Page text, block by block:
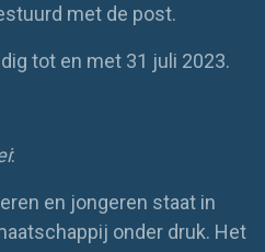
met de post.
tot en met 31 juli 2023.
:
en jongeren staat in
onder druk. Het